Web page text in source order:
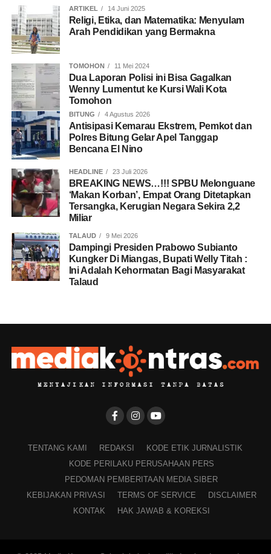
ARTIKEL 14 Juni 2025
Religi, Etika, dan Matematika: Menyulam
Arah Pendidikan yang Bermakna
TOMOHON 11 Mei 2024
Dua Laporan Polisi ini Bisa Gagalkan
Wenny Lumentut ke Kursi Wali Kota
Tomohon
BITUNG 4 Agustus 2026
Antisipasi Kemarau Ekstrem, Pemkot dan
Polres Bitung Gelar Apel Tanggap
Bencana El Nino
HEADLINE 23 Juli 2026
BREAKING NEWS…!!! SPBU Melonguane
‘Makan Korban’, Empat Orang Ditetapkan
Tersangka, Kerugian Negara Sekira 2,2
Miliar
TALAUD 9 Mei 2026
Dampingi Presiden Prabowo Subianto
Kungker Di Miangas, Bupati Welly Titah :
Ini Adalah Kehormatan Bagi Masyarakat
Talaud
TENTANG KAMI REDAKSI
KODE ETIK JURNALISTIK
KODE PERILAKU PERUSAHAAN PERS
PEDOMAN PEMBERITAAN MEDIA SIBER
KEBIJAKAN PRIVASI
TERMS OF SERVICE
DISCLAIMER
KONTAK
HAK JAWAB & KOREKSI